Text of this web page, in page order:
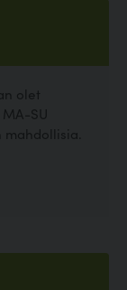
olet
SU